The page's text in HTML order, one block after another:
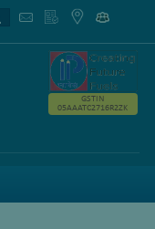
GSTIN
05AAATC2716R2ZK